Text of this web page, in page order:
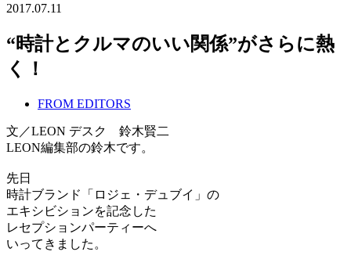
2017.07.11
“時計とクルマのいい関係”がさらに熱
く！
FROM EDITORS
文／LEON デスク 鈴木賢二
LEON編集部の鈴木です。
先日
時計ブランド「ロジェ・デュブイ」の
エキシビションを記念した
レセプションパーティーへ
いってきました。